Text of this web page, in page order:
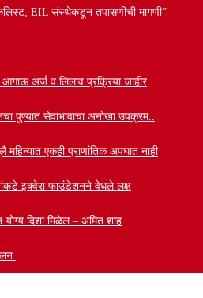
EIL संस्थेकडून तपासणीची मागणी”
आगाऊ अर्ज व लिलाव प्रक्रिया जाहीर
पुण्यात सेवाभावाचा अनोखा उपक्रम..
महिन्यात एकही प्राणांतिक अपघात नाही
इक्वेरा फाउंडेशनने वेधले लक्ष
दिशा मिळेल – अमित शाह